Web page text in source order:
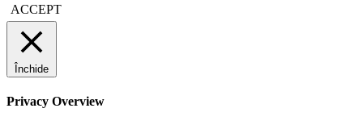
ACCEPT
Închide
Privacy Overview